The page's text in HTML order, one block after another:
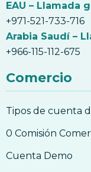
EAU – Llamada
+971-521-733-716
Arabia Saudí –
+966-115-112-675
Comercio
Tipos de cuenta
0 Comisión
Cuenta Demo